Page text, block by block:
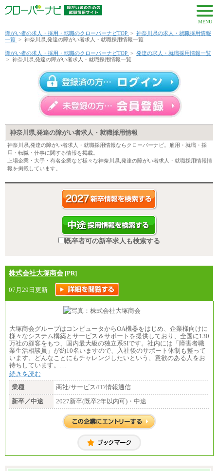
MENU
障がい者の求人・採用・転職のクローバーナビTOP > 神奈川県の求人・就職採用情報
一覧 > 神奈川県,発達の障がい者求人・就職採用情報一覧
障がい者の求人・採用・転職のクローバーナビTOP > 発達の求人・就職採用情報一覧
> 神奈川県,発達の障がい者求人・就職採用情報一覧
神奈川県,発達の障がい者求人・就職採用情報
神奈川県,発達の障がい者求人・就職採用情報ならクローバーナビ。雇用・就職・採
用・転職・仕事に関する情報を掲載。
上場企業・大手・有名企業など様々な神奈川県,発達の障がい者求人・就職採用情報情
報を掲載しています。
既卒者可の新卒求人も検索する
株式会社大塚商会 [PR]
07月29日更新
大塚商会グループはコンピュータからOA機器をはじめ、企業様向けに
様々なシステム構築とサービス＆サポートを提供しており、全国に130
万社の顧客をもつ、国内最大級の独立系SIです。社内には「障害者職
業生活相談員」が約10名いますので、入社後のサポート体制も整って
います。どんなことにもチャレンジしたいという、意欲のある人をお
待ちしています。…
続きを読む
業種
商社/サービス/IT/情報通信
新卒／中途
2027新卒(既卒2年以内可)・中途